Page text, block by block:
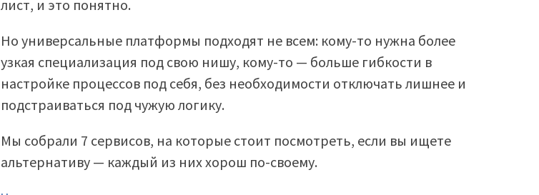
лист, и это понятно.
Но универсальные платформы подходят не всем: кому-то нужна более
узкая специализация под свою нишу, кому-то — больше гибкости в
настройке процессов под себя, без необходимости отключать лишнее и
подстраиваться под чужую логику.
Мы собрали 7 сервисов, на которые стоит посмотреть, если вы ищете
альтернативу — каждый из них хорош по-своему.